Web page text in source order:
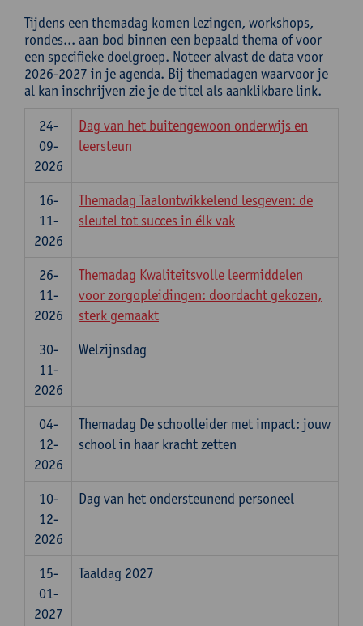
Tijdens een themadag komen lezingen, workshops,
rondes... aan bod binnen een bepaald thema of voor
een specifieke doelgroep. Noteer alvast de data voor
2026-2027 in je agenda. Bij themadagen waarvoor je
al kan inschrijven zie je de titel als aanklikbare link.
24-
09-
2026
Dag van het buitengewoon onderwijs en
leersteun
16-
11-
2026
Themadag Taalontwikkelend lesgeven: de
sleutel tot succes in élk vak
26-
11-
2026
Themadag Kwaliteitsvolle leermiddelen
voor zorgopleidingen: doordacht gekozen,
sterk gemaakt
30-
11-
2026
Welzijnsdag
04-
12-
2026
Themadag De schoolleider met impact: jouw
school in haar kracht zetten
10-
12-
2026
Dag van het ondersteunend personeel
15-
01-
2027
Taaldag 2027